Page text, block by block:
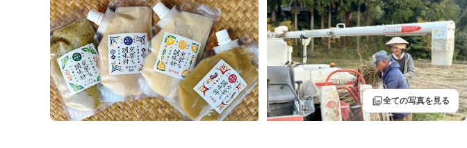
filter全ての写真を見る